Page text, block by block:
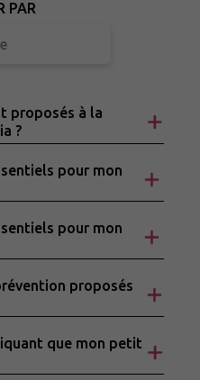
PAR
proposés à la
?
pour mon
pour mon
proposés
que mon petit